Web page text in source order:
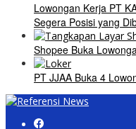
Lowongan Kerja PT
Segera Posisi yang
Shopee Buka
PT JJAA Buka 4